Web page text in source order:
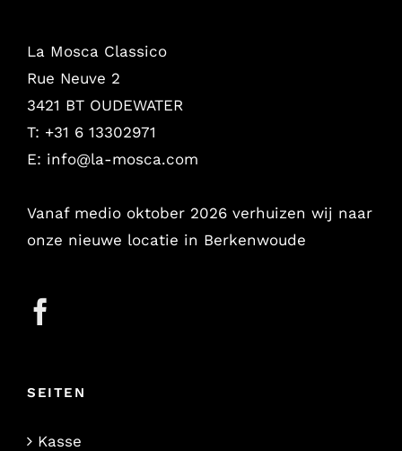
La Mosca Classico
Rue Neuve 2
3421 BT OUDEWATER
T: +31 6 13302971
E: info@la-mosca.com
Vanaf medio oktober 2026 verhuizen wij naar
onze nieuwe locatie in Berkenwoude
SEITEN
Kasse